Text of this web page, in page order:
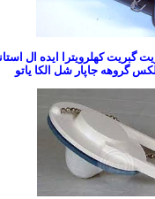
کهلرویترا ایده ال
گروهه جاپار شل الکا یاتو